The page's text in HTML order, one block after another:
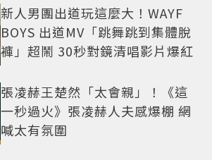
新人男團出道玩這麼大！WAYF
BOYS 出道MV「跳舞跳到集體脫
褲」超鬧 30秒對鏡清唱影片爆紅
張凌赫王楚然「太會親」！《這
一秒過火》張凌赫人夫感爆棚 網
喊太有氛圍